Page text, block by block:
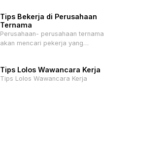
Tips Bekerja di Perusahaan
Ternama
Perusahaan- perusahaan ternama
akan mencari pekerja yang
Tips Lolos Wawancara Kerja
Tips Lolos Wawancara Kerja